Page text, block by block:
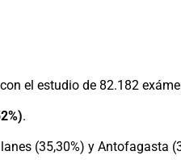
con el estudio de 82.182
.
(35,30%) y Antofagasta